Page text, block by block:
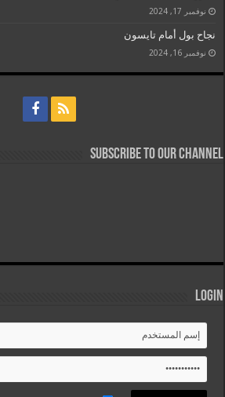
نوفمبر 17, 2024
نجاح بول أمام تايسون
نوفمبر 16, 2024
Subscribe to our Channel
Login